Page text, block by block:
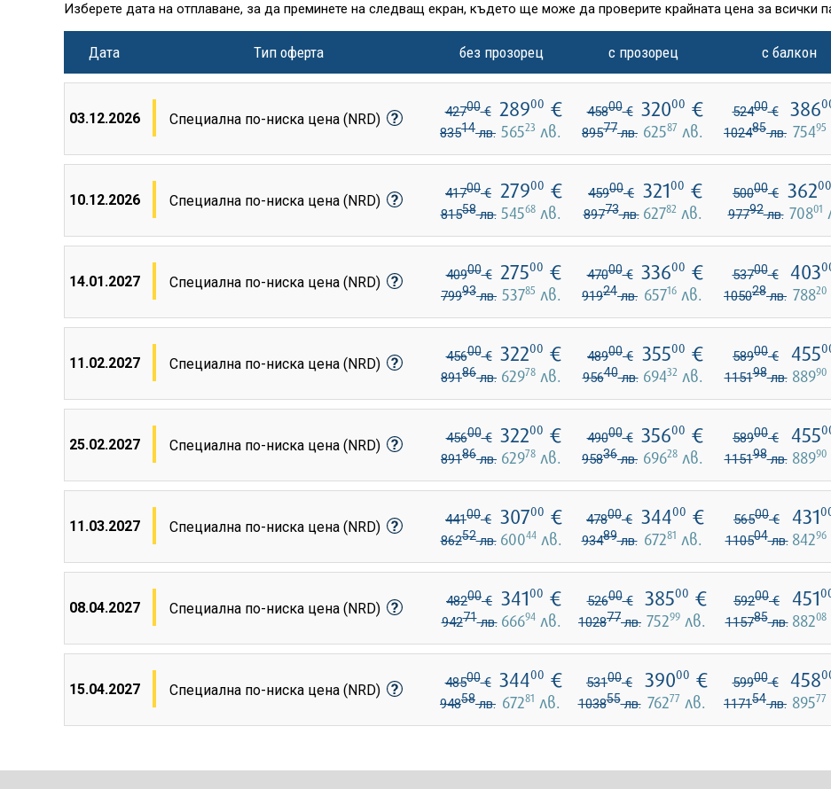
Изберете дата на отплаване, за да преминете на следващ екран, където ще може да проверите крайната цена за всички
Дата Тип оферта без прозорец с прозорец с балкон
03.12.2026 Специална по-ниска цена (NRD) 42700€
83514лв.
28900 €
56523 лв.
45800€
89577лв.
32000 €
62587лв.
52400€
102485лв.
386
75495
10.12.2026 Специална по-ниска цена (NRD) 41700€
81558лв.
27900 €
54568 лв.
45900€
89773лв.
32100 €
62782 лв.
50000€
97792лв.
36200
70801
14.01.2027 Специална по-ниска цена (NRD) 40900€
79993лв.
27500 €
53785 лв.
47000€
91924лв.
33600 €
65716лв.
53700€
105028лв.
403
78820
11.02.2027 Специална по-ниска цена (NRD) 45600€
89186лв.
32200 €
62978 лв.
48900€
95640лв.
35500 €
69432 лв.
58900€
115198лв.
455
88990
25.02.2027 Специална по-ниска цена (NRD) 45600€
89186лв.
32200 €
62978 лв.
49000€
95836лв.
35600 €
69628лв.
58900€
115198лв.
455
88990
11.03.2027 Специална по-ниска цена (NRD) 44100€
86252лв.
30700 €
60044 лв.
47800€
93489лв.
34400 €
67281 лв.
56500€
110504лв.
431
84296
08.04.2027 Специална по-ниска цена (NRD) 48200€
94271лв.
34100 €
66694 лв.
52600€
102877лв.
38500 €
75299 лв.
59200€
115785лв.
451
88208
15.04.2027 Специална по-ниска цена (NRD) 48500€
94858лв.
34400 €
67281 лв.
53100€
103855лв.
39000 €
76277лв.
59900€
117154лв.
458
89577